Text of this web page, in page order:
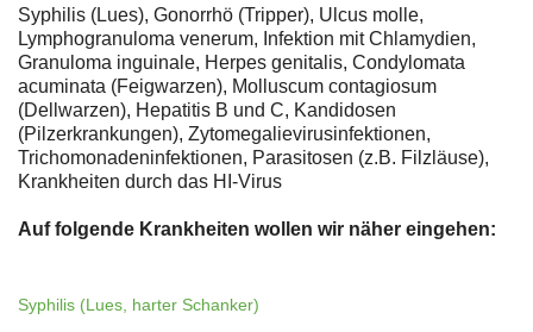
Syphilis (Lues), Gonorrhö (Tripper), Ulcus molle,
Lymphogranuloma venerum, Infektion mit Chlamydien,
Granuloma inguinale, Herpes genitalis, Condylomata
acuminata (Feigwarzen), Molluscum contagiosum
(Dellwarzen), Hepatitis B und C, Kandidosen
(Pilzerkrankungen), Zytomegalievirusinfektionen,
Trichomonadeninfektionen, Parasitosen (z.B. Filzläuse),
Krankheiten durch das HI-Virus
Auf folgende Krankheiten wollen wir näher eingehen:
Syphilis (Lues, harter Schanker)